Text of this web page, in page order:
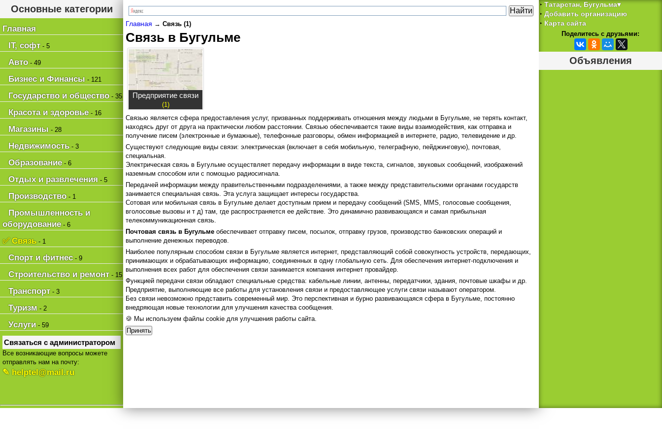
Основные категории
Главная
IT, софт- 5
Авто- 49
Бизнес и Финансы - 121
Государство и общество- 35
Красота и здоровье- 16
Магазины - 28
Недвижимость- 3
Образование- 6
Отдых и развлечения - 5
Производство- 1
Промышленность и
оборудование- 6
✅ Связь- 1
Спорт и фитнес- 9
Строительство и ремонт- 15
Транспорт- 3
Туризм - 2
Услуги - 59
Связаться с администратором
Все возникающие вопросы можете
отправлять нам на почту:
✎ helptel@mail.ru
Главная → Связь (1)
Связь в Бугульме
Предприятие связи
(1)
Связью является сфера предоставления услуг, призванных поддерживать отношения между людьми в Бугульме, не терять контакт,
находясь друг от друга на практически любом расстоянии. Связью обеспечивается такие виды взаимодействия, как отправка и
получение писем (электронные и бумажные), телефонные разговоры, обмен информацией в интернете, радио, телевидение и др.
Существуют следующие виды связи: электрическая (включает в себя мобильную, телеграфную, пейджинговую), почтовая,
специальная.
Электрическая связь в Бугульме осуществляет передачу информации в виде текста, сигналов, звуковых сообщений, изображений
наземным способом или с помощью радиосигнала.
Передачей информации между правительственными подразделениями, а также между представительскими органами государств
занимается специальная связь. Эта услуга защищает интересы государства.
Сотовая или мобильная связь в Бугульме делает доступным прием и передачу сообщений (SMS, MMS, голосовые сообщения,
вголосовые вызовы и т д) там, где распространяется ее действие. Это динамично развивающаяся и самая прибыльная
телекоммуникационная связь.
Почтовая связь в Бугульме обеспечивает отправку писем, посылок, отправку грузов, производство банковских операций и
выполнение денежных переводов.
Наиболее популярным способом связи в Бугульме является интернет, представляющий собой совокупность устройств, передающих,
принимающих и обрабатывающих информацию, соединенных в одну глобальную сеть. Для обеспечения интернет-подключения и
выполнения всех работ для обеспечения связи занимается компания интернет провайдер.
Функцией передачи связи обладают специальные средства: кабельные линии, антенны, передатчики, здания, почтовые шкафы и др.
Предприятие, выполняющие все работы для установления связи и предоставляющее услуги связи называют оператором.
Без связи невозможно представить современный мир. Это перспективная и бурно развивающаяся сфера в Бугульме, постоянно
внедряющая новые технологии для улучшения качества сообщения.
🍪 Мы используем файлы cookie для улучшения работы сайта.
Принять
‣Татарстан, Бугульма▾
‣ Добавить организацию
‣ Карта сайта
Поделитесь с друзьями:
Объявления